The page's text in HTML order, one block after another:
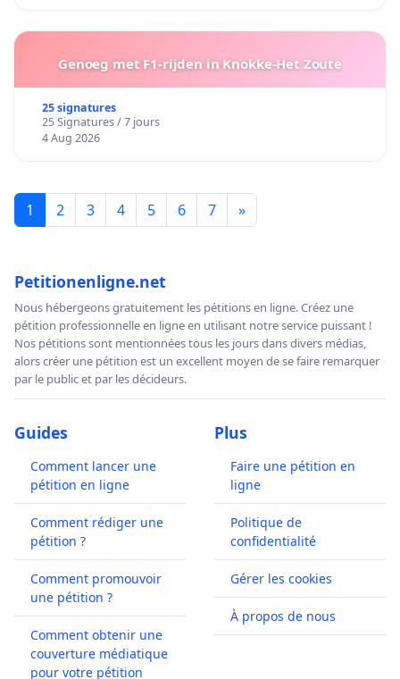
Genoeg met F1-rijden in Knokke-Het Zoute
25 signatures
25 Signatures / 7 jours
4 Aug 2026
1 2 3 4 5 6 7 »
Petitionenligne.net
Nous hébergeons gratuitement les pétitions en ligne. Créez une
pétition professionnelle en ligne en utilisant notre service puissant !
Nos pétitions sont mentionnées tous les jours dans divers médias,
alors créer une pétition est un excellent moyen de se faire remarquer
par le public et par les décideurs.
Guides
Comment lancer une
pétition en ligne
Comment rédiger une
pétition ?
Comment promouvoir
une pétition ?
Comment obtenir une
couverture médiatique
pour votre pétition
Plus
Faire une pétition en
ligne
Politique de
confidentialité
Gérer les cookies
À propos de nous